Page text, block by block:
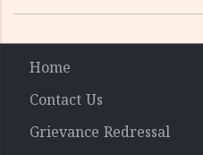
Home
Contact Us
Grievance Redressal